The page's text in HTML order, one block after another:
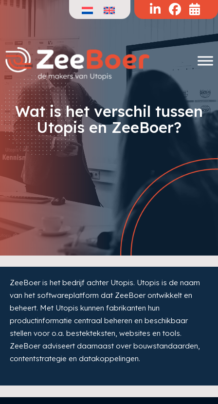
Doorgaan
inhoud
Wat is het verschil tussen
Utopis en ZeeBoer?
ZeeBoer is het bedrijf achter Utopis. Utopis is de naam
van het softwareplatform dat ZeeBoer ontwikkelt en
beheert. Met Utopis kunnen fabrikanten hun
productinformatie centraal beheren en beschikbaar
stellen voor o.a. bestekteksten, websites en tools.
ZeeBoer adviseert daarnaast over bouwstandaarden,
contentstrategie en datakoppelingen.